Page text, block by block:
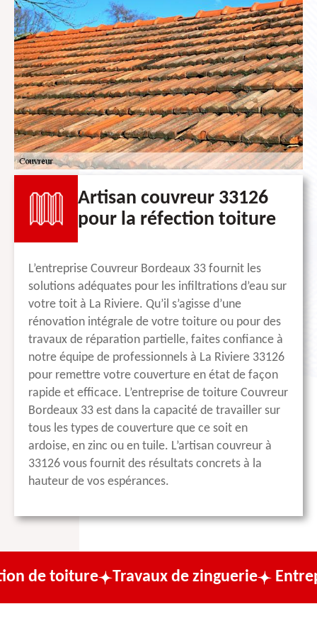
Artisan couvreur 33126
pour la réfection toiture
L’entreprise Couvreur Bordeaux 33 fournit les
solutions adéquates pour les infiltrations d’eau sur
votre toit à La Riviere. Qu’il s’agisse d’une
rénovation intégrale de votre toiture ou pour des
travaux de réparation partielle, faites confiance à
notre équipe de professionnels à La Riviere 33126
pour remettre votre couverture en état de façon
rapide et efficace. L’entreprise de toiture Couvreur
Bordeaux 33 est dans la capacité de travailler sur
tous les types de couverture que ce soit en
ardoise, en zinc ou en tuile. L’artisan couvreur à
33126 vous fournit des résultats concrets à la
hauteur de vos espérances.
Travaux de zinguerie Entreprise de